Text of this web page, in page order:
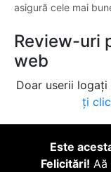
asigură cele mai
Review-uri
web
Doar userii
ți
Este
Felicitări! Aă